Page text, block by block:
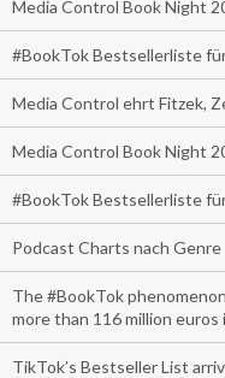
Media Control Book Night
#BookTok Bestsellerliste
Media Control ehrt Fitzek,
Media Control Book Night
#BookTok Bestsellerliste
Podcast Charts nach Genre
The #BookTok
more than 116 million euros
TikTok’s Bestseller List